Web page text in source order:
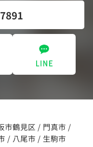
市鶴見区 / 門真市 /
/ 八尾市 / 生駒市